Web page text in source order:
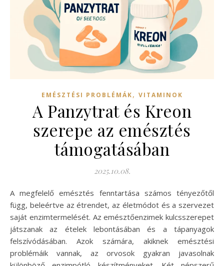
EMÉSZTÉSI PROBLÉMÁK, VITAMINOK
A Panzytrat és Kreon
szerepe az emésztés
támogatásában
2025.10.08.
A megfelelő emésztés fenntartása számos tényezőtől
függ, beleértve az étrendet, az életmódot és a szervezet
saját enzimtermelését. Az emésztőenzimek kulcsszerepet
játszanak az ételek lebontásában és a tápanyagok
felszívódásában. Azok számára, akiknek emésztési
problémáik vannak, az orvosok gyakran javasolnak